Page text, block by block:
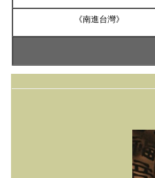
《南進台灣》